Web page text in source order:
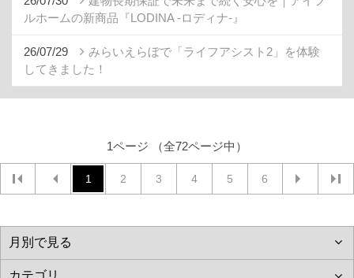
ルホームの新商品『LODINA -ロディナ-』
26/07/29
みらいえらぼで「ライフアシスト2」を体験
してきました！
1ページ （全72ページ中）
1 2 3 4 5 6